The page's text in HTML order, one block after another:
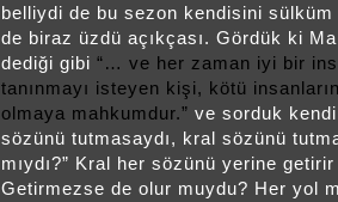
belliydi de bu sezon kendisini
de biraz üzdü açıkçası. Gördük ki
dediği gibi “… ve her zaman iyi bir
tanınmayı isteyen kişi, kötü
olmaya mahkumdur.” ve sorduk
sözünü tutmasaydı, kral sözünü
mıydı?” Kral her sözünü yerine
Getirmezse de olur muydu? Her yol